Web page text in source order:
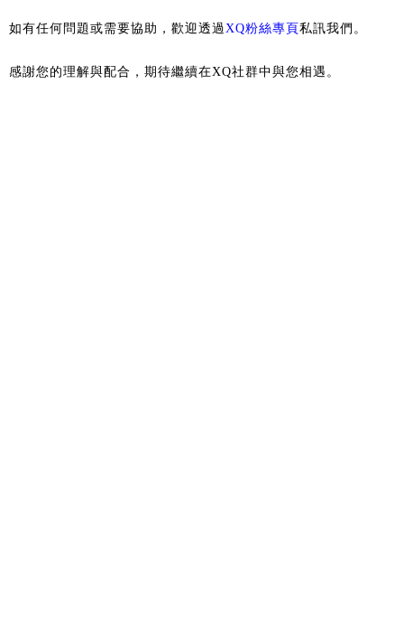
如有任何問題或需要協助，歡迎透過XQ粉絲專頁 私訊我們。
感謝您的理解與配合，期待繼續在XQ社群中與您相遇。